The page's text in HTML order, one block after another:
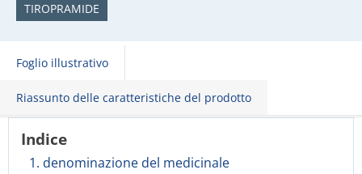
TIROPRAMIDE
Foglio illustrativo
Riassunto delle caratteristiche del prodotto
Indice
1. denominazione del medicinale